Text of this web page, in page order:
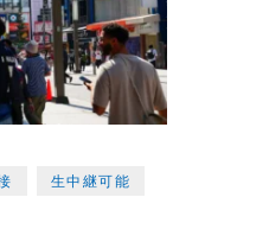
生中継可能